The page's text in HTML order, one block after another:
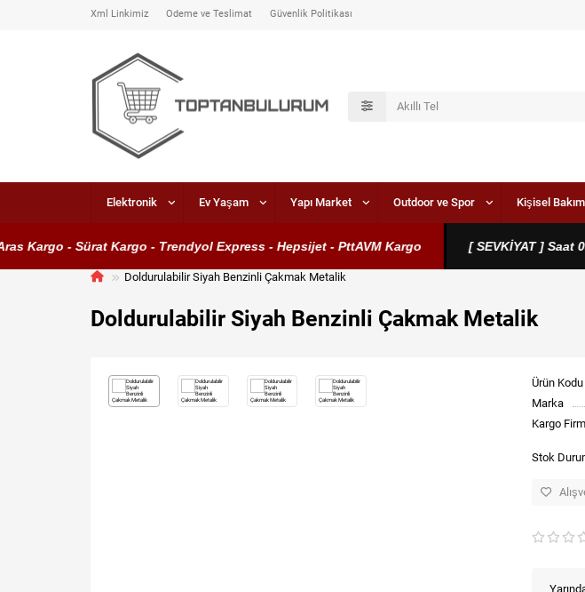
Xml Linkimiz Ödeme ve Teslimat Güvenlik Politikası
Elektronik Ev Yaşam Yapı Market Outdoor ve Spor Kişisel
Kargo - Sürat Kargo - Trendyol Express - Hepsijet - PttAVM Kargo [ SEVKİYAT ] Saat
Doldurulabilir Siyah Benzinli Çakmak Metalik
Doldurulabilir Siyah Benzinli Çakmak Metalik
Ürün Kodu
Marka
Kargo